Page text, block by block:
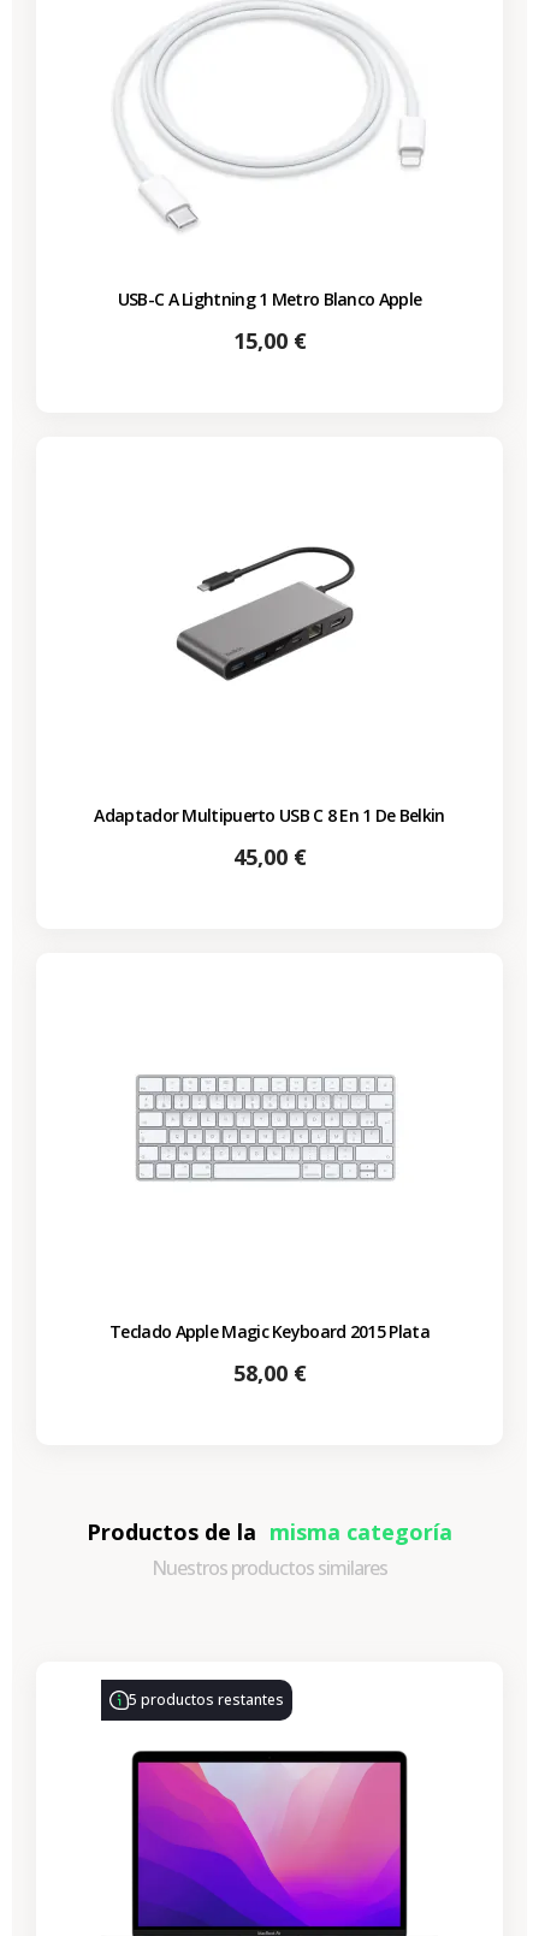
USB-C A Lightning 1 Metro Blanco Apple
Precio
15,00 €
Adaptador Multipuerto USB C 8 En 1 De Belkin
Precio
45,00 €
Teclado Apple Magic Keyboard 2015 Plata
Precio
58,00 €
Productos de la misma categoría
Nuestros productos similares
5 productos restantes